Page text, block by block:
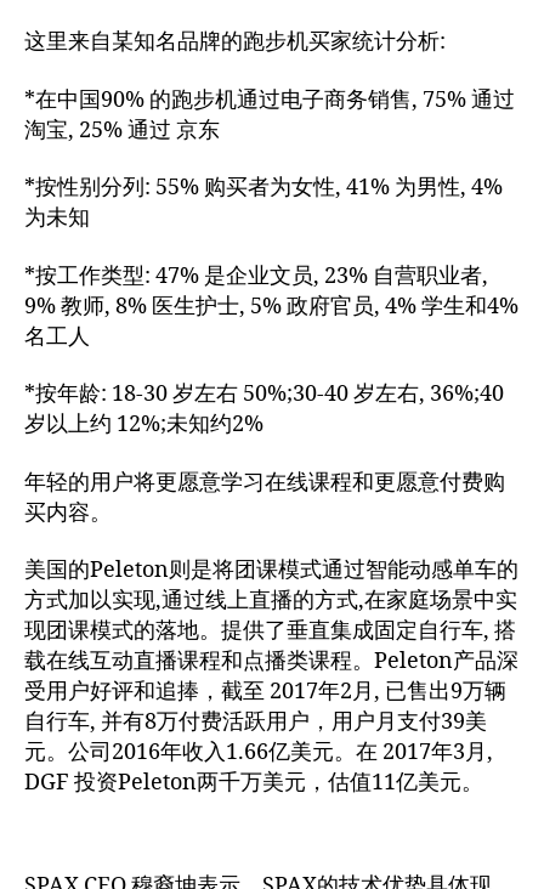
这里来自某知名品牌的跑步机买家统计分析:
*在中国90% 的跑步机通过电子商务销售, 75% 通过
淘宝, 25% 通过 京东
*按性别分列: 55% 购买者为女性, 41% 为男性, 4%
为未知
*按工作类型: 47% 是企业文员, 23% 自营职业者,
9% 教师, 8% 医生护士, 5% 政府官员, 4% 学生和4%
名工人
*按年龄: 18-30 岁左右 50%;30-40 岁左右, 36%;40
岁以上约 12%;未知约2%
年轻的用户将更愿意学习在线课程和更愿意付费购
买内容。
美国的Peleton则是将团课模式通过智能动感单车的
方式加以实现,通过线上直播的方式,在家庭场景中实
现团课模式的落地。提供了垂直集成固定自行车, 搭
载在线互动直播课程和点播类课程。Peleton产品深
受用户好评和追捧，截至 2017年2月, 已售出9万辆
自行车, 并有8万付费活跃用户，用户月支付39美
元。公司2016年收入1.66亿美元。在 2017年3月,
DGF 投资Peleton两千万美元，估值11亿美元。